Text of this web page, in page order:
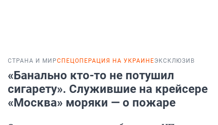
СТРАНА И МИРСПЕЦОПЕРАЦИЯ НА УКРАИНЕЭКСКЛЮЗИВ
«Банально кто-то не потушил
сигарету». Служившие на крейсере
«Москва» моряки — о пожаре